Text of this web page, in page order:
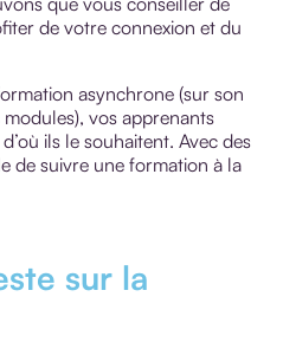
de votre connexion et du
asynchrone (sur son
vos apprenants
ils le souhaitent. Avec des
de suivre une formation à la
sur la